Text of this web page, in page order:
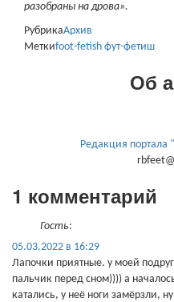
разобраны на дрова».
РубрикаАрхив
Меткиfoot-fetish фут-фетиш
Об
Редакция
1 комментарий
Гость:
05.03.2022 в 16:29
Лапочки приятные. у моей
пальчик перед сном)))) а
катались, у неё ноги замёрзли,